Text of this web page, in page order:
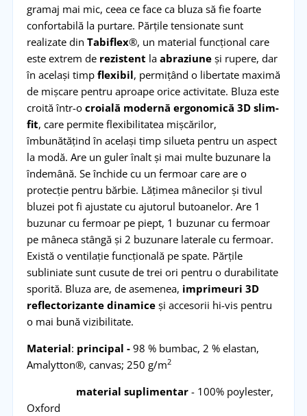
gramaj mai mic, ceea ce face ca bluza să fie foarte
confortabilă la purtare. Părțile tensionate sunt
realizate din Tabiflex®, un material funcțional care
este extrem de rezistent la abraziuneși rupere, dar
în același timp flexibil, permițând o libertate maximă
de mișcare pentru aproape orice activitate. Bluza este
croită într-o croială modernă ergonomică 3D slim-
fit, care permite flexibilitatea mișcărilor,
îmbunătățind în același timp silueta pentru un aspect
la modă. Are un guler înalt și mai multe buzunare la
îndemână. Se închide cu un fermoar care are o
protecție pentru bărbie. Lățimea mânecilor și tivul
bluzei pot fi ajustate cu ajutorul butoanelor. Are 1
buzunar cu fermoar pe piept, 1 buzunar cu fermoar
pe mâneca stângă și 2 buzunare laterale cu fermoar.
Există o ventilație funcțională pe spate. Părțile
subliniate sunt cusute de trei ori pentru o durabilitate
sporită. Bluza are, de asemenea, imprimeuri 3D
reflectorizante dinamiceși accesorii hi-vis pentru
o mai bună vizibilitate.
Material: principal -98 % bumbac, 2 % elastan,
Amalytton®, canvas; 250 g/m2
material suplimentar- 100% poylester,
Oxford